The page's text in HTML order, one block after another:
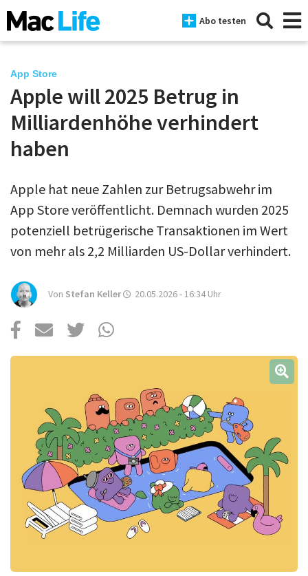
Abo testen
News
iPhone
iPad
Tests
Tipps
Magazine
Über uns
Podcast
Anmelden
App Store
Apple will 2025 Betrug in
Milliardenhöhe verhindert
haben
Apple hat neue Zahlen zur Betrugsabwehr im
App Store veröffentlicht. Demnach wurden 2025
potenziell betrügerische Transaktionen im Wert
von mehr als 2,2 Milliarden US-Dollar verhindert.
Von Stefan Keller 20.05.2026 - 16:34 Uhr